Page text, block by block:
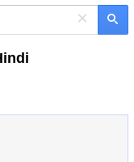
×